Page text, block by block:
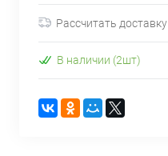
Рассчитать доставку
В наличии (2шт)